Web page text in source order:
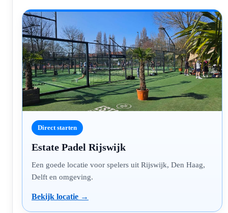
Direct starten
Estate Padel Rijswijk
Een goede locatie voor spelers uit Rijswijk, Den Haag,
Delft en omgeving.
Bekijk locatie →